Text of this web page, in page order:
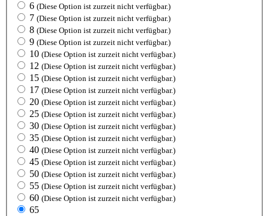
6 (Diese Option ist zurzeit nicht verfügbar.)
7 (Diese Option ist zurzeit nicht verfügbar.)
8 (Diese Option ist zurzeit nicht verfügbar.)
9 (Diese Option ist zurzeit nicht verfügbar.)
10 (Diese Option ist zurzeit nicht verfügbar.)
12 (Diese Option ist zurzeit nicht verfügbar.)
15 (Diese Option ist zurzeit nicht verfügbar.)
17 (Diese Option ist zurzeit nicht verfügbar.)
20 (Diese Option ist zurzeit nicht verfügbar.)
25 (Diese Option ist zurzeit nicht verfügbar.)
30 (Diese Option ist zurzeit nicht verfügbar.)
35 (Diese Option ist zurzeit nicht verfügbar.)
40 (Diese Option ist zurzeit nicht verfügbar.)
45 (Diese Option ist zurzeit nicht verfügbar.)
50 (Diese Option ist zurzeit nicht verfügbar.)
55 (Diese Option ist zurzeit nicht verfügbar.)
60 (Diese Option ist zurzeit nicht verfügbar.)
65